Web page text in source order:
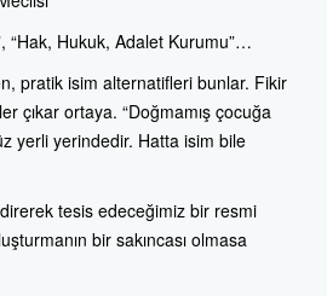
“Hak, Hukuk, Adalet Kurumu”…
pratik isim alternatifleri bunlar. Fikir
çıkar ortaya. “Doğmamış çocuğa
yerli yerindedir. Hatta isim bile
tesis edeceğimiz bir resmi
bir sakıncası olmasa